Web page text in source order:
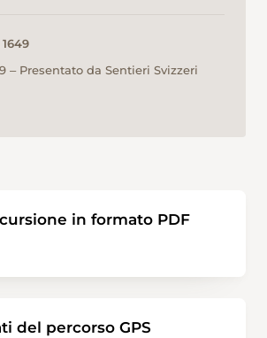
‒ Presentato da Sentieri Svizzeri
in formato PDF
del percorso GPS